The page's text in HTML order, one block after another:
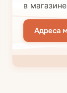
в
Адреса